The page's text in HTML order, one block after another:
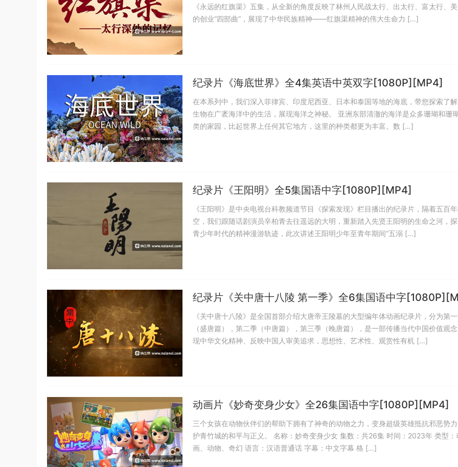
《永远的红旗渠》五集，从全新的角度反映了林州人民战太行、出太行、富太行、美
的创业“四部曲”，展现了中华民族精神——红旗渠精神的伟大生命力 […]
纪录片《海底世界》全4集英语中英双字[1080P][MP4]
在本系列中，我们深入菲律宾、印度尼西亚、日本和泰国等地的海底，带您探索了
生物在广袤海洋中的生活，展现海洋之神秘。 亚洲东部清澈的海洋是众多珊瑚和珊
类的家园，比起世界上任何其它地方，这里的种类都更为丰富。数 […]
纪录片《王阳明》全5集国语中字[1080P][MP4]
《王阳明》是中央电视台科教频道节目《探索发现》栏目播出的纪录片，隔着五百
空，我们跟随话剧演员辛柏青去往遥远的大明，重新踏入先贤王阳明的生命之河，探
青少年时代的精神漫游轨迹，此次讲述王阳明少年至青年期间“五溺 […]
纪录片《关中唐十八陵 第一季》全6集国语中字
《关中唐十八陵》是全国首部介绍大唐帝王陵墓的大型编年体动画纪录片，分为第
（盛唐篇），第二季（中唐篇），第三季（晚唐篇），是一部传播当代中国价值观念
现中华文化精神、反映中国人审美追求，思想性、艺术性、观赏性有机 […]
动画片《妙奇变身少女》全26集国语中字[1080P][MP4]
三个女孩在动物伙伴们的帮助下拥有了神奇的动物之力，变身超级英雄抵抗邪恶势
护青竹城的和平与正义。 名称：妙奇变身少女 集数：共26集 时间：2023年 类型：
画、动物、奇幻 语言：汉语普通话 字幕：中文字幕 格 […]